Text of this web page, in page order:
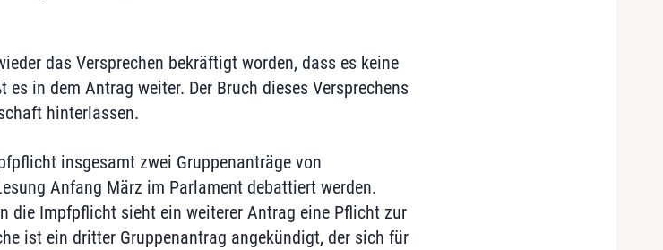
das Versprechen bekräftigt worden, dass es keine
in dem Antrag weiter. Der Bruch dieses Versprechens
hinterlassen.
insgesamt zwei Gruppenanträge von
Anfang März im Parlament debattiert werden.
die Impfpflicht sieht ein weiterer Antrag eine Pflicht zur
ist ein dritter Gruppenantrag angekündigt, der sich für